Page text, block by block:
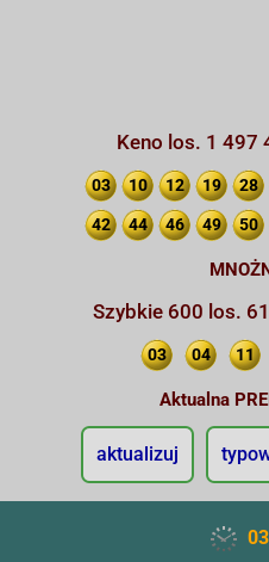
Keno los. 1 497
03 10 12 19 28
42 44 46 49 50
Szybkie 600 los.
03 04 11
Aktualna
aktualizuj